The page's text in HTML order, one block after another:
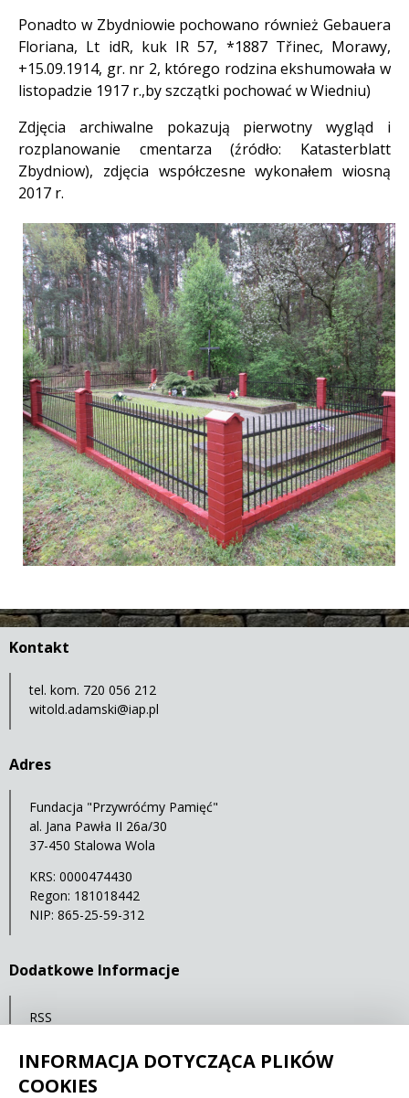
Ponadto w Zbydniowie pochowano również Gebauera
Floriana, Lt idR, kuk IR 57, *1887 Třinec, Morawy,
+15.09.1914, gr. nr 2, którego rodzina ekshumowała w
listopadzie 1917 r.,by szczątki pochować w Wiedniu)
Zdjęcia archiwalne pokazują pierwotny wygląd i
rozplanowanie cmentarza (źródło: Katasterblatt
Zbydniow), zdjęcia współczesne wykonałem wiosną
2017 r.
Kontakt
tel. kom. 720 056 212
witold.adamski@iap.pl
Adres
Fundacja "Przywróćmy Pamięć"
al. Jana Pawła II 26a/30
37-450 Stalowa Wola
KRS: 0000474430
Regon: 181018442
NIP: 865-25-59-312
Dodatkowe Informacje
RSS
Statystyki oglądalności
INFORMACJA DOTYCZĄCA PLIKÓW
COOKIES